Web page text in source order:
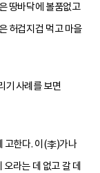
땅바닥에 볼품없고
허겁지겁 먹고 마을
기 사례를 보면
고한다. 이(李)가나
라는 데 없고 갈 데